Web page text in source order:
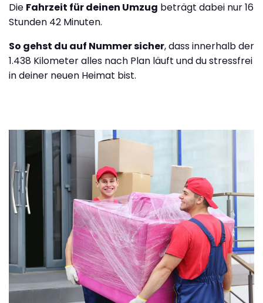
Die Fahrzeit für deinen Umzug beträgt dabei nur 16
Stunden 42 Minuten.
So gehst du auf Nummer sicher, dass innerhalb der
1.438 Kilometer alles nach Plan läuft und du stressfrei
in deiner neuen Heimat bist.